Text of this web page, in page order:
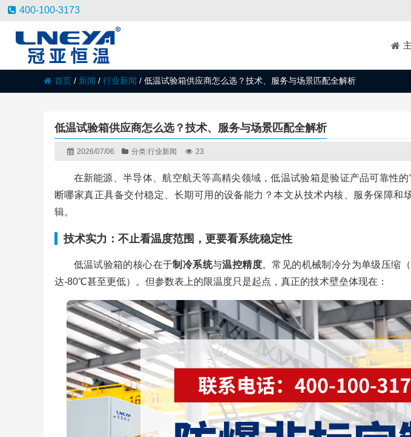
400-100-3173
首页 / 新闻 / 行业新闻 / 低温试验箱供应商怎么选？技术、服务与场景匹配全解析
低温试验箱供应商怎么选？技术、服务与场景匹配全解析
2026/07/06 分类:行业新闻 23
在新能源、半导体、航空航天等高精尖领域，低温试验箱是验证产品可靠性的
断哪家真正具备交付稳定、长期可用的设备能力？本文从技术内核、服务保障和
辑。
技术实力：不止看温度范围，更要看系统稳定性
低温试验箱的核心在于制冷系统与温控精度。常见的机械制冷分为单级压缩
达-80℃甚至更低）。但参数表上的限温度只是起点，真正的技术壁垒体现在：